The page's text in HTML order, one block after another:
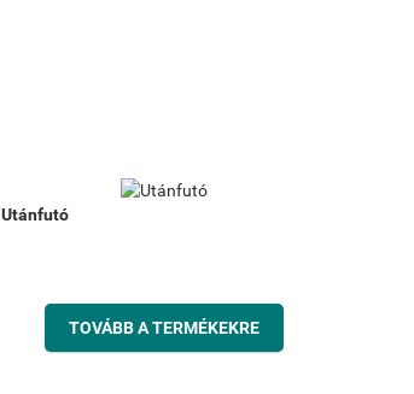
Utánfutó
TOVÁBB A TERMÉKEKRE